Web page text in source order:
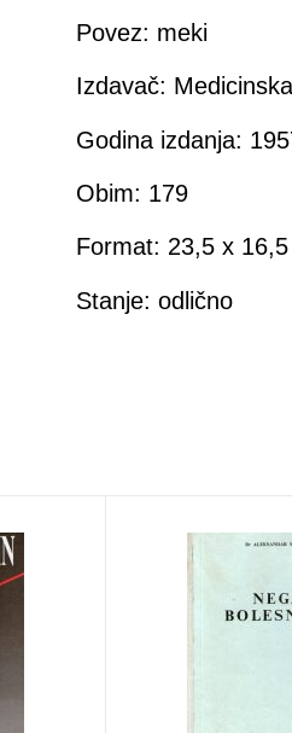
Povez: meki
Izdavač:
Godina izdanja:
Obim: 179
Format: 23,5 x 16,5
Stanje: odlično